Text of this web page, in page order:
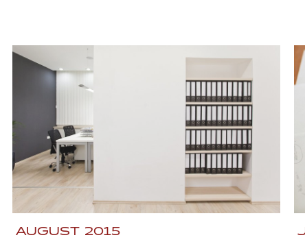
AUGUST 2015